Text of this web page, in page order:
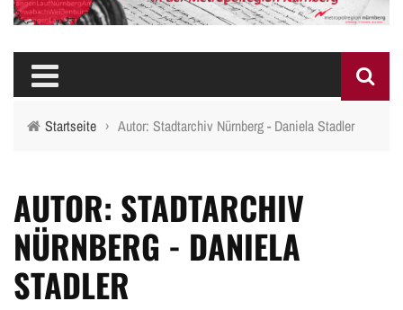
Startseite › Autor: Stadtarchiv Nürnberg - Daniela Stadler
AUTOR: STADTARCHIV
NÜRNBERG - DANIELA
STADLER